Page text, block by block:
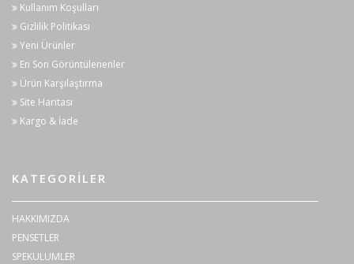
Kullanım Koşulları
Gizlilik Politikası
Yeni Ürünler
En Son Görüntülenenler
Ürün Karşılaştırma
Site Haritası
Kargo & İade
KATEGORILER
HAKKIMIZDA
PENSETLER
SPEKULUMLER